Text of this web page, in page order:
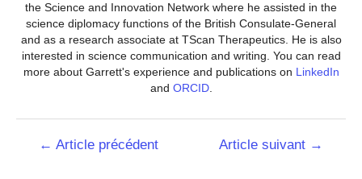
the Science and Innovation Network where he assisted in the
science diplomacy functions of the British Consulate-General
and as a research associate at TScan Therapeutics. He is also
interested in science communication and writing. You can read
more about Garrett's experience and publications on LinkedIn
and ORCID.
Navigation
← Article précédent Article suivant →